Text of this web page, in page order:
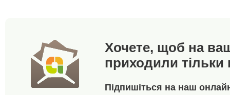
окантовкою. Прямий низ.
Центральний шов на
спинці. Повністю на
підкладці. Кінці рукавів
та низ з прихованою
Хочете, щоб на
приходили тільки
Підпишіться на наш